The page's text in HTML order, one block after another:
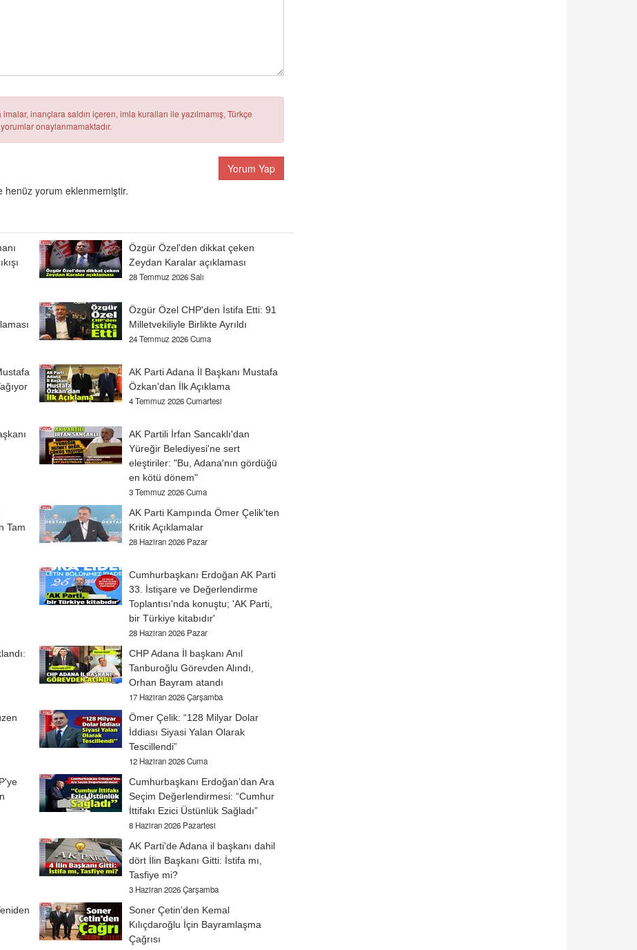
inançlara saldırı içeren, imla kuralları ile yazılmamış, Türkçe
onaylanmamaktadır.
Yorum Yap
henüz yorum eklenmemiştir.
Özgür Özel'den dikkat çeken
Zeydan Karalar açıklaması
28 Temmuz 2026 Salı
Özgür Özel CHP'den İstifa Etti: 91
Milletvekiliyle Birlikte Ayrıldı
24 Temmuz 2026 Cuma
AK Parti Adana İl Başkanı Mustafa
Özkan'dan İlk Açıklama
4 Temmuz 2026 Cumartesi
AK Partili İrfan Sancaklı'dan
Yüreğir Belediyesi'ne sert
eleştiriler: "Bu, Adana'nın gördüğü
en kötü dönem"
3 Temmuz 2026 Cuma
Tam
AK Parti Kampında Ömer Çelik'ten
Kritik Açıklamalar
28 Haziran 2026 Pazar
Cumhurbaşkanı Erdoğan AK Parti
33. İstişare ve Değerlendirme
Toplantısı'nda konuştu; 'AK Parti,
bir Türkiye kitabıdır'
28 Haziran 2026 Pazar
CHP Adana İl başkanı Anıl
Tanburoğlu Görevden Alındı,
Orhan Bayram atandı
17 Haziran 2026 Çarşamba
Ömer Çelik: “128 Milyar Dolar
İddiası Siyasi Yalan Olarak
Tescillendi”
12 Haziran 2026 Cuma
Cumhurbaşkanı Erdoğan’dan Ara
Seçim Değerlendirmesi: “Cumhur
İttifakı Ezici Üstünlük Sağladı”
8 Haziran 2026 Pazartesi
AK Parti'de Adana il başkanı dahil
dört İlin Başkanı Gitti: İstifa mı,
Tasfiye mi?
3 Haziran 2026 Çarşamba
Soner Çetin’den Kemal
Kılıçdaroğlu İçin Bayramlaşma
Çağrısı